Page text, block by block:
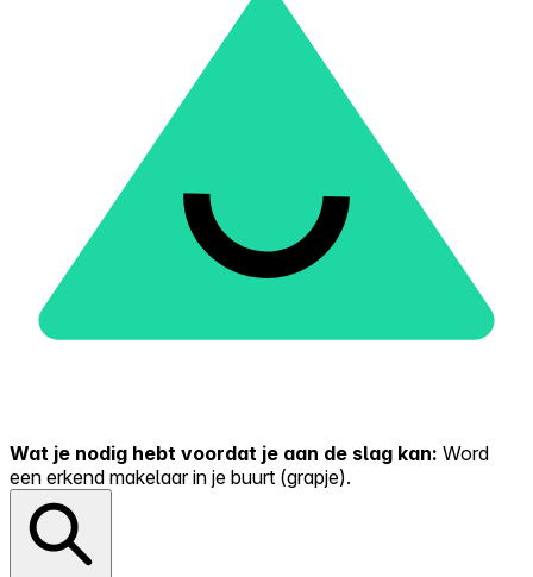
Wat je nodig hebt voordat je aan de slag kan: Word
een erkend makelaar in je buurt (grapje).